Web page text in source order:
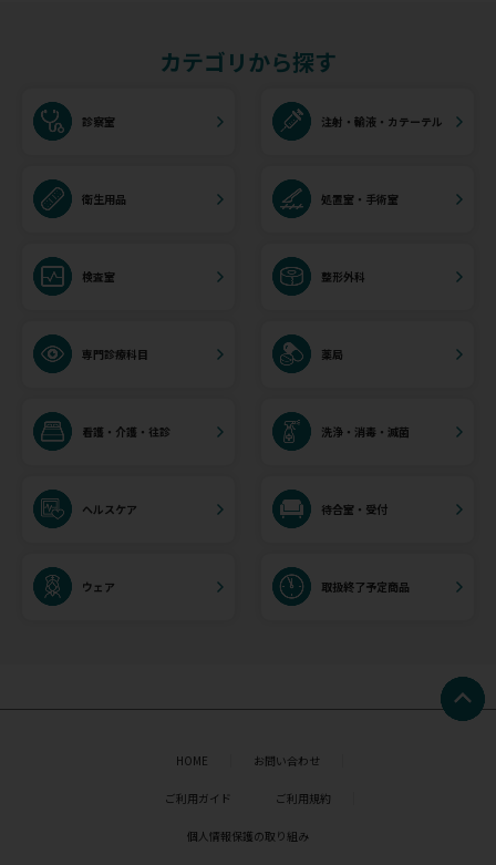
カテゴリから探す
診察室 注射・輸液・カテーテル
衛生用品 処置室・手術室
検査室 整形外科
専門診療科目 薬局
看護・介護・往診 洗浄・消毒・滅菌
ヘルスケア 待合室・受付
ウェア 取扱終了予定商品
HOME お問い合わせ
ご利用ガイド ご利用規約
個人情報保護の取り組み